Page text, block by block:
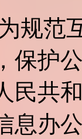
规范
保护
民共
息办